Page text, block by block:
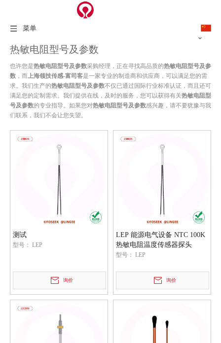
菜单
热敏电阻型号及参数
也许您是热敏电阻型号及参数采购经理，正在寻找高品质的热敏电阻型号及参
数 ，而上海领技传感-富司客是一家专业的制造商和供应商，可以满足您的需
求。我们生产的热敏电阻型号及参数不仅已通过国际行业标准认证，而且还可
满足您的定制需求。我们提供在线，及时的服务，您可以获得有关热敏电阻型
号及参数的专业指导。如果您对热敏电阻型号及参数感兴趣，请不要犹豫与我
们联系，我们不会让您失望。
测试
型号： LEP
询价
LEP 能源电气设备 NTC 100K
热敏电阻温度传感器探头
型号： LEP
询价